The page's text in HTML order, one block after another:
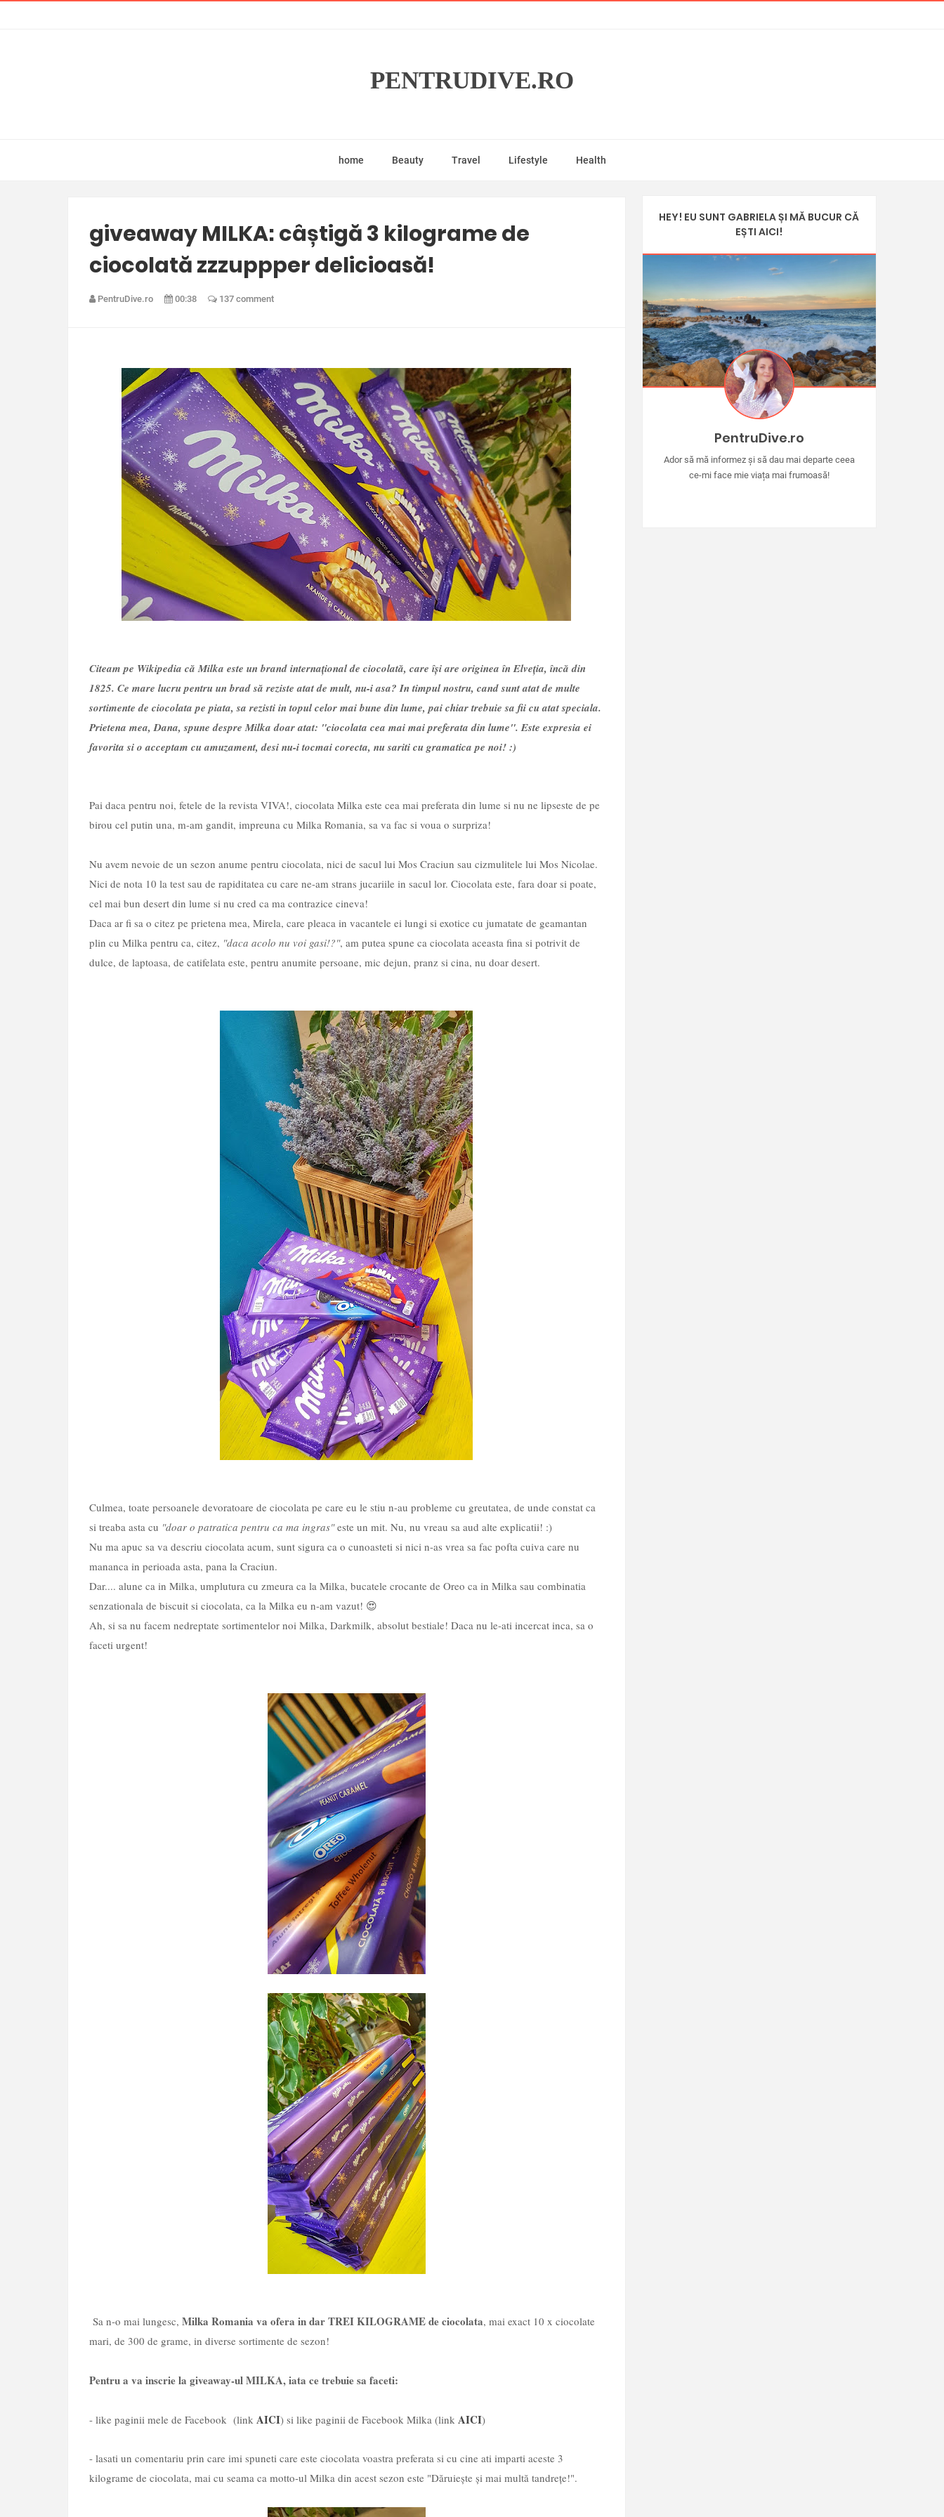
PENTRUDIVE.RO
home Beauty Travel Lifestyle Health
giveaway MILKA: câștigă 3 kilograme de
ciocolată zzzuppper delicioasă!
PentruDive.ro 00:38 137 comment
Citeam pe Wikipedia că Milka este un brand internațional de ciocolată, care își are originea în Elveția, încă din
1825. Ce mare lucru pentru un brad să reziste atat de mult, nu-i asa? In timpul nostru, cand sunt atat de multe
sortimente de ciocolata pe piata, sa rezisti in topul celor mai bune din lume, pai chiar trebuie sa fii cu atat speciala.
Prietena mea, Dana, spune despre Milka doar atat: "ciocolata cea mai mai preferata din lume". Este expresia ei
favorita si o acceptam cu amuzament, desi nu-i tocmai corecta, nu sariti cu gramatica pe noi! :)
Pai daca pentru noi, fetele de la revista VIVA!, ciocolata Milka este cea mai preferata din lume si nu ne lipseste de pe
birou cel putin una, m-am gandit, impreuna cu Milka Romania, sa va fac si voua o surpriza!
Nu avem nevoie de un sezon anume pentru ciocolata, nici de sacul lui Mos Craciun sau cizmulitele lui Mos Nicolae.
Nici de nota 10 la test sau de rapiditatea cu care ne-am strans jucariile in sacul lor. Ciocolata este, fara doar si poate,
cel mai bun desert din lume si nu cred ca ma contrazice cineva!
Daca ar fi sa o citez pe prietena mea, Mirela, care pleaca in vacantele ei lungi si exotice cu jumatate de geamantan
plin cu Milka pentru ca, citez, "daca acolo nu voi gasi!?", am putea spune ca ciocolata aceasta fina si potrivit de
dulce, de laptoasa, de catifelata este, pentru anumite persoane, mic dejun, pranz si cina, nu doar desert.
Culmea, toate persoanele devoratoare de ciocolata pe care eu le stiu n-au probleme cu greutatea, de unde constat ca
si treaba asta cu "doar o patratica pentru ca ma ingras"este un mit. Nu, nu vreau sa aud alte explicatii! :)
Nu ma apuc sa va descriu ciocolata acum, sunt sigura ca o cunoasteti si nici n-as vrea sa fac pofta cuiva care nu
mananca in perioada asta, pana la Craciun.
Dar.... alune ca in Milka, umplutura cu zmeura ca la Milka, bucatele crocante de Oreo ca in Milka sau combinatia
senzationala de biscuit si ciocolata, ca la Milka eu n-am vazut! 😍
Ah, si sa nu facem nedreptate sortimentelor noi Milka, Darkmilk, absolut bestiale! Daca nu le-ati incercat inca, sa o
faceti urgent!
Sa n-o mai lungesc, Milka Romania va ofera in dar TREI KILOGRAME de ciocolata, mai exact 10 x ciocolate
mari, de 300 de grame, in diverse sortimente de sezon!
Pentru a va inscrie la giveaway-ul MILKA, iata ce trebuie sa faceti:
- like paginii mele de Facebook (link AICI) si like paginii de Facebook Milka (link AICI)
- lasati un comentariu prin care imi spuneti care este ciocolata voastra preferata si cu cine ati imparti aceste 3
kilograme de ciocolata, mai cu seama ca motto-ul Milka din acest sezon este "Dăruiește și mai multă tandrețe!".
HEY! EU SUNT GABRIELA ȘI MĂ BUCUR CĂ
EȘTI AICI!
PentruDive.ro
Ador să mă informez și să dau mai departe ceea
ce-mi face mie viața mai frumoasă!